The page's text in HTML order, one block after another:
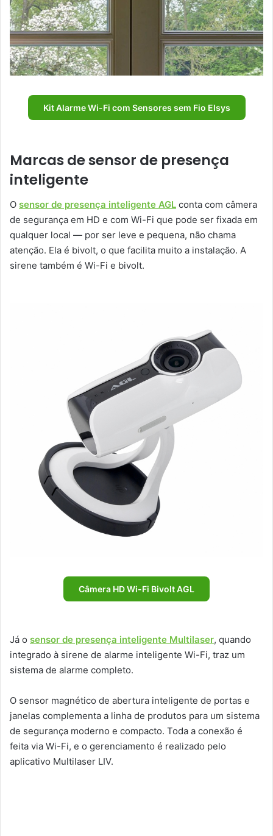
Kit Alarme Wi-Fi com Sensores sem Fio Elsys
Marcas de sensor de presença
inteligente
O sensor de presença inteligente AGL conta com câmera
de segurança em HD e com Wi-Fi que pode ser fixada em
qualquer local — por ser leve e pequena, não chama
atenção. Ela é bivolt, o que facilita muito a instalação. A
sirene também é Wi-Fi e bivolt.
Câmera HD Wi-Fi Bivolt AGL
Já o sensor de presença inteligente Multilaser, quando
integrado à sirene de alarme inteligente Wi-Fi, traz um
sistema de alarme completo.
O sensor magnético de abertura inteligente de portas e
janelas complementa a linha de produtos para um sistema
de segurança moderno e compacto. Toda a conexão é
feita via Wi-Fi, e o gerenciamento é realizado pelo
aplicativo Multilaser LIV.